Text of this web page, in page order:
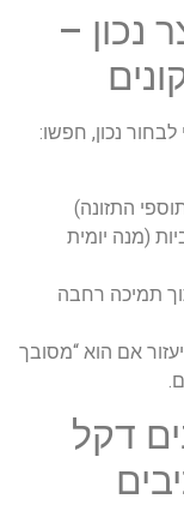
נכון –
נכון, חפשו:
התזונה)
(מנה יומית
תמיכה רחבה
אם הוא “מסובך
דקל